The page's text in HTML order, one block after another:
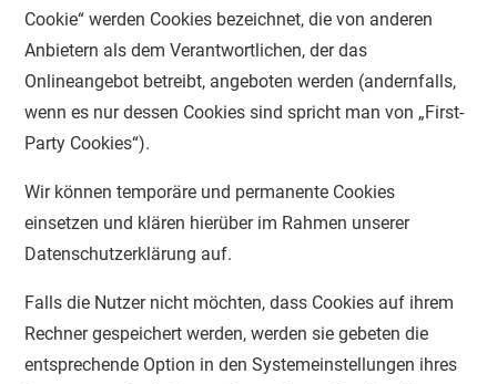
Cookie“ werden Cookies bezeichnet, die von anderen
Anbietern als dem Verantwortlichen, der das
Onlineangebot betreibt, angeboten werden (andernfalls,
wenn es nur dessen Cookies sind spricht man von „First-
Party Cookies“).
Wir können temporäre und permanente Cookies
einsetzen und klären hierüber im Rahmen unserer
Datenschutzerklärung auf.
Falls die Nutzer nicht möchten, dass Cookies auf ihrem
Rechner gespeichert werden, werden sie gebeten die
entsprechende Option in den Systemeinstellungen ihres